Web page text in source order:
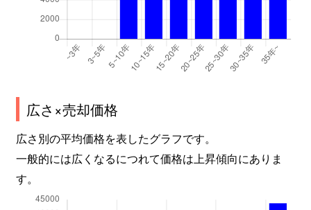
広さ×売却価格
広さ別の平均価格を表したグラフです。
一般的には広くなるにつれて価格は上昇傾向にありま
す。